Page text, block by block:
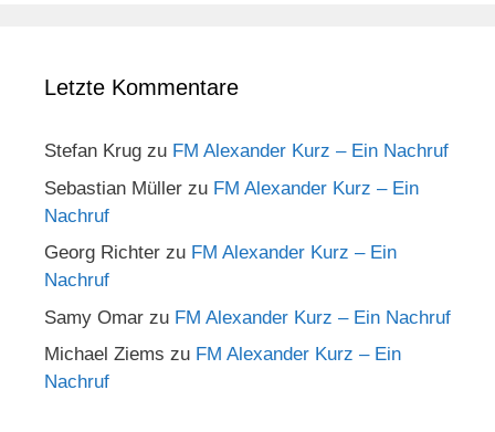
Letzte Kommentare
Stefan Krug zu FM Alexander Kurz – Ein Nachruf
Sebastian Müller zu FM Alexander Kurz – Ein
Nachruf
Georg Richter zu FM Alexander Kurz – Ein
Nachruf
Samy Omar zu FM Alexander Kurz – Ein Nachruf
Michael Ziems zu FM Alexander Kurz – Ein
Nachruf